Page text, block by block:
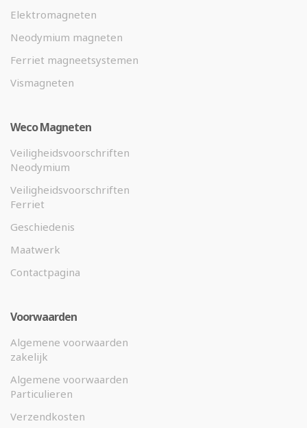
Elektromagneten
Neodymium magneten
Ferriet magneetsystemen
Vismagneten
Weco Magneten
Veiligheidsvoorschriften
Neodymium
Veiligheidsvoorschriften
Ferriet
Geschiedenis
Maatwerk
Contactpagina
Voorwaarden
Algemene voorwaarden
zakelijk
Algemene voorwaarden
Particulieren
Verzendkosten